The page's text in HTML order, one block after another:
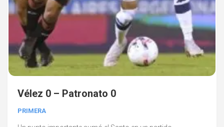
Vélez 0 – Patronato 0
PRIMERA